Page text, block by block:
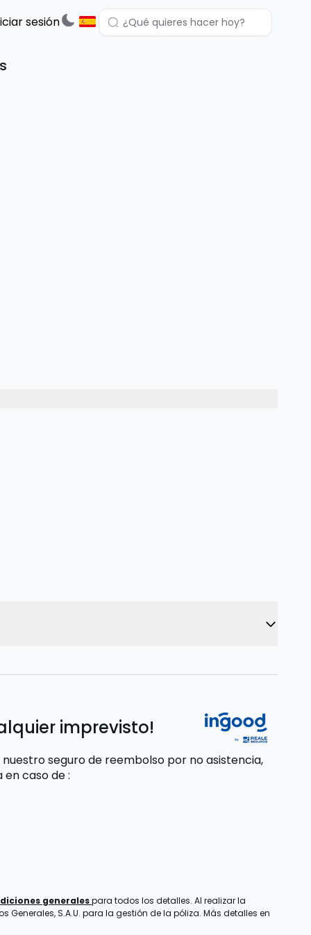
sesión
imprevisto!
seguro de reembolso por no asistencia,
en caso de:
generalespara todos los detalles. Al realizar la
S.A.U. para la gestión de la póliza. Más detalles en